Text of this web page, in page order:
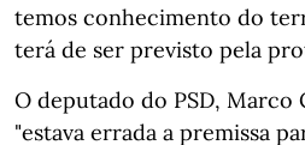
temos conhecimento do
terá de ser previsto pela
O deputado do PSD, Marco
"estava errada a premissa